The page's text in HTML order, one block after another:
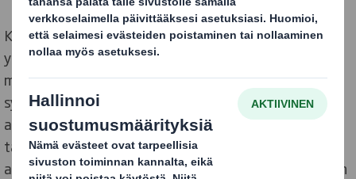
Kahden suuren, International Paperin ja DS Smithin,
yhdistyminen johtavaksi kestävän kehityksen
mukaisten pakkausten globaaliksi toimittajaksi voi
synnyttää kysymyksiä. Haluamme korostaa, että
asiakkaamme ovat meillä aina etusijalla ja
tavoitteenamme on varmistaa erinomaisen
asiakaskokemuksen jatkuminen myös siirtymävaiheen